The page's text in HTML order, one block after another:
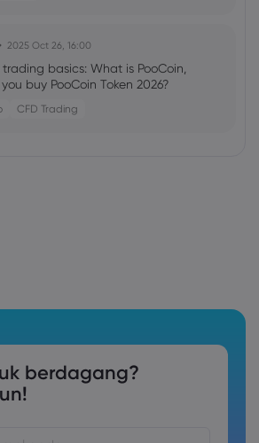
2025 Oct 26, 16:00
basics: What is PooCoin,
buy PooCoin Token 2026?
CFD Trading
berdagang?